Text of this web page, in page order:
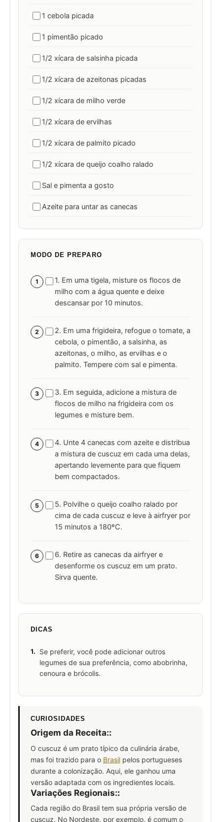
1 cebola picada
1 pimentão picado
1/2 xícara de salsinha picada
1/2 xícara de azeitonas picadas
1/2 xícara de milho verde
1/2 xícara de ervilhas
1/2 xícara de palmito picado
1/2 xícara de queijo coalho ralado
Sal e pimenta a gosto
Azeite para untar as canecas
MODO DE PREPARO
1
1. Em uma tigela, misture os flocos de
milho com a água quente e deixe
descansar por 10 minutos.
2
2. Em uma frigideira, refogue o tomate, a
cebola, o pimentão, a salsinha, as
azeitonas, o milho, as ervilhas e o
palmito. Tempere com sal e pimenta.
3
3. Em seguida, adicione a mistura de
flocos de milho na frigideira com os
legumes e misture bem.
4
4. Unte 4 canecas com azeite e distribua
a mistura de cuscuz em cada uma delas,
apertando levemente para que fiquem
bem compactados.
5
5. Polvilhe o queijo coalho ralado por
cima de cada cuscuz e leve à airfryer por
15 minutos a 180ºC.
6
6. Retire as canecas da airfryer e
desenforme os cuscuz em um prato.
Sirva quente.
DICAS
1.
Se preferir, você pode adicionar outros
legumes de sua preferência, como abobrinha,
cenoura e brócolis.
CURIOSIDADES
Origem da Receita::
O cuscuz é um prato típico da culinária árabe,
mas foi trazido para o Brasil pelos portugueses
durante a colonização. Aqui, ele ganhou uma
versão adaptada com os ingredientes locais.
Variações Regionais::
Cada região do Brasil tem sua própria versão de
cuscuz. No Nordeste, por exemplo, é comum o